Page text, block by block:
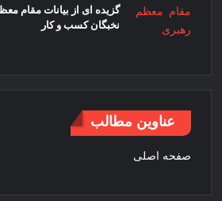
گزیده ای از بیانات مقام
نخبگان کسب و کار
عناوین مطالب
صفحه اصلی